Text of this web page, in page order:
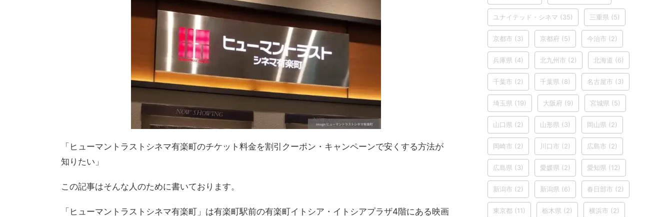
「ヒューマントラストシネマ有楽町のチケット料金を割引クーポン・キャンペーンで安くする方法が
知りたい」
この記事はそんな人のために書いております。
「ヒューマントラストシネマ有楽町」は有楽町駅前の有楽町イトシア・イトシアプラザ4階にある映画
ユナイテッド・シネマ (35) 三重県 (5)
京都市 (3) 京都府 (5) 今治市 (2)
兵庫県 (4) 北九州市 (2) 北海道 (6)
千葉市 (2) 千葉県 (8) 名古屋市 (3)
埼玉県 (19) 大阪府 (9) 宮城県 (5)
山口県 (2) 山形県 (3) 岡山県 (2)
岡崎市 (2) 川口市 (2) 広島市 (2)
広島県 (3) 愛媛県 (2) 愛知県 (12)
新潟市 (2) 新潟県 (6) 春日部市 (2)
東京都 (11) 栃木県 (2) 横浜市 (2)